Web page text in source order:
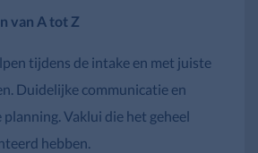
van A tot Z
tijdens de intake en met juiste
Duidelijke communicatie en
planning. Vaklui die het geheel
hebben.